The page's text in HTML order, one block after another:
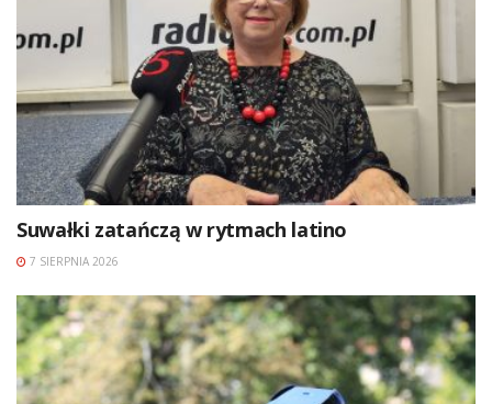
Suwałki zatańczą w rytmach latino
7 SIERPNIA 2026